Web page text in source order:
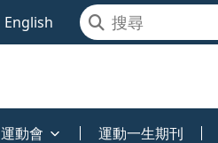
English
運動會 運動一生期刊